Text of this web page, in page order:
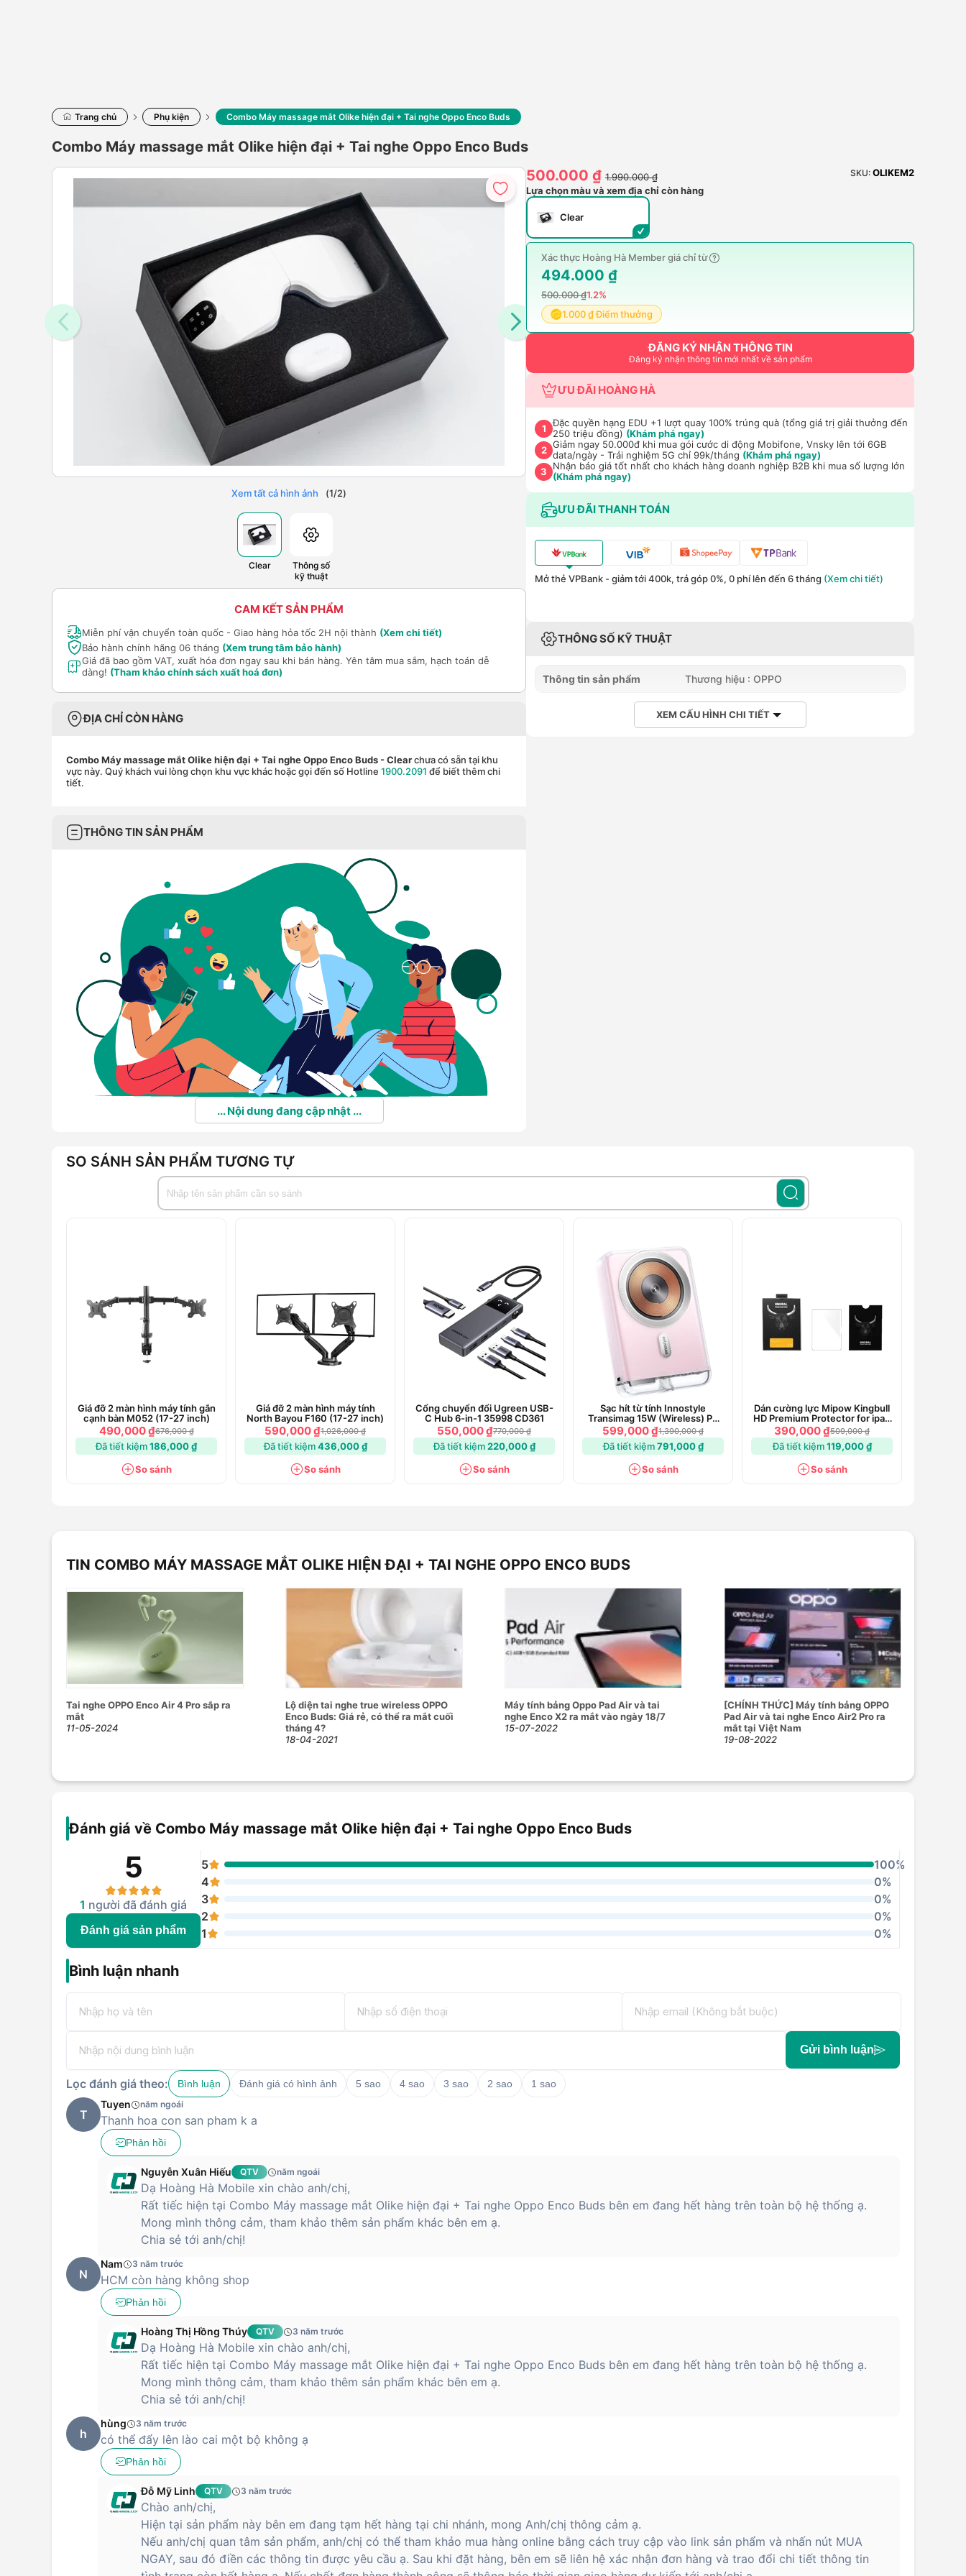
Trang chủ Phụ kiện Combo Máy massage mắt Olike hiện đại + Tai nghe Oppo Enco Buds
Combo Máy massage mắt Olike hiện đại + Tai nghe Oppo Enco Buds
Xem tất cả hình ảnh (1/2)
Clear
Thông số
kỹ thuật
CAM KẾT SẢN PHẨM
Miễn phí vận chuyển toàn quốc - Giao hàng hỏa tốc 2H nội thành (Xem chi tiết)
Bảo hành chính hãng 06 tháng (Xem trung tâm bảo hành)
Giá đã bao gồm VAT, xuất hóa đơn ngay sau khi bán hàng. Yên tâm mua sắm, hạch toán dễ
dàng! (Tham khảo chính sách xuất hoá đơn)
ĐỊA CHỈ CÒN HÀNG
Combo Máy massage mắt Olike hiện đại + Tai nghe Oppo Enco Buds - Clearchưa có sẵn tại khu
vực này. Quý khách vui lòng chọn khu vực khác hoặc gọi đến số Hotline 1900.2091 để biết thêm chi
tiết.
THÔNG TIN SẢN PHẨM
... Nội dung đang cập nhật ...
500.000 ₫ 1.990.000 ₫ SKU: OLIKEM2
Lựa chọn màu và xem địa chỉ còn hàng
Clear
Xác thực Hoàng Hà Member giá chỉ từ
494.000 ₫
500.000 ₫1.2%
1.000 ₫ Điểm thưởng
ĐĂNG KÝ NHẬN THÔNG TIN
Đăng ký nhận thông tin mới nhất về sản phẩm
ƯU ĐÃI HOÀNG HÀ
1
Đặc quyền hạng EDU +1 lượt quay 100% trúng quà (tổng giá trị giải thưởng đến
250 triệu đồng) (Khám phá ngay)
2 Giảm ngay 50.000đ khi mua gói cước di động Mobifone, Vnsky lên tới 6GB
data/ngày - Trải nghiệm 5G chỉ 99k/tháng (Khám phá ngay)
3
Nhận báo giá tốt nhất cho khách hàng doanh nghiệp B2B khi mua số lượng lớn
(Khám phá ngay)
ƯU ĐÃI THANH TOÁN
Mở thẻ VPBank - giảm tới 400k, trả góp 0%, 0 phí lên đến 6 tháng (Xem chi tiết)
THÔNG SỐ KỸ THUẬT
Thông tin sản phẩm Thương hiệu : OPPO
XEM CẤU HÌNH CHI TIẾT
SO SÁNH SẢN PHẨM TƯƠNG TỰ
Giá đỡ 2 màn hình máy tính gắn
cạnh bàn M052 (17-27 inch)
490,000 ₫676,000 ₫
Đã tiết kiệm186,000 ₫
So sánh
Giá đỡ 2 màn hình máy tính
North Bayou F160 (17-27 inch)
590,000 ₫1,026,000 ₫
Đã tiết kiệm436,000 ₫
So sánh
Cổng chuyển đổi Ugreen USB-
C Hub 6-in-1 35998 CD361
550,000 ₫770,000 ₫
Đã tiết kiệm220,000 ₫
So sánh
Sạc hít từ tính Innostyle
Transimag 15W (Wireless) PD
20W 10000mAh - IQ20
599,000 ₫1,390,000 ₫
Đã tiết kiệm791,000 ₫
So sánh
Dán cường lực Mipow Kingbull
HD Premium Protector for ipad
Pro 11'' 2024
390,000 ₫509,000 ₫
Đã tiết kiệm119,000 ₫
So sánh
TIN COMBO MÁY MASSAGE MẮT OLIKE HIỆN ĐẠI + TAI NGHE OPPO ENCO BUDS
Tai nghe OPPO Enco Air 4 Pro sắp ra
mắt
11-05-2024
Lộ diện tai nghe true wireless OPPO
Enco Buds: Giá rẻ, có thể ra mắt cuối
tháng 4?
18-04-2021
Máy tính bảng Oppo Pad Air và tai
nghe Enco X2 ra mắt vào ngày 18/7
15-07-2022
[CHÍNH THỨC] Máy tính bảng OPPO
Pad Air và tai nghe Enco Air2 Pro ra
mắt tại Việt Nam
19-08-2022
Đánh giá về Combo Máy massage mắt Olike hiện đại + Tai nghe Oppo Enco Buds
5
1 người đã đánh giá
Đánh giá sản phẩm
5
100%
4
0%
3
0%
2
0%
1
0%
Bình luận nhanh
Gửi bình luận
Lọc đánh giá theo: Bình luận Đánh giá có hình ảnh 5 sao 4 sao 3 sao 2 sao 1 sao
T
Tuyen năm ngoái
Thanh hoa con san pham k a
Phản hồi
Nguyễn Xuân Hiếu QTV năm ngoái
Dạ Hoàng Hà Mobile xin chào anh/chị,
Rất tiếc hiện tại Combo Máy massage mắt Olike hiện đại + Tai nghe Oppo Enco Buds bên em đang hết hàng trên toàn bộ hệ thống ạ.
Mong mình thông cảm, tham khảo thêm sản phẩm khác bên em ạ.
Chia sẻ tới anh/chị!
N
Nam 3 năm trước
HCM còn hàng không shop
Phản hồi
Hoàng Thị Hồng Thúy QTV 3 năm trước
Dạ Hoàng Hà Mobile xin chào anh/chị,
Rất tiếc hiện tại Combo Máy massage mắt Olike hiện đại + Tai nghe Oppo Enco Buds bên em đang hết hàng trên toàn bộ hệ thống ạ.
Mong mình thông cảm, tham khảo thêm sản phẩm khác bên em ạ.
Chia sẻ tới anh/chị!
h
hùng 3 năm trước
có thể đẩy lên lào cai một bộ không ạ
Phản hồi
Đỗ Mỹ Linh QTV 3 năm trước
Chào anh/chị,
Hiện tại sản phẩm này bên em đang tạm hết hàng tại chi nhánh, mong Anh/chị thông cảm ạ.
Nếu anh/chị quan tâm sản phẩm, anh/chị có thể tham khảo mua hàng online bằng cách truy cập vào link sản phẩm và nhấn nút MUA
NGAY, sau đó điền các thông tin được yêu cầu ạ. Sau khi đặt hàng, bên em sẽ liên hệ xác nhận đơn hàng và trao đổi chi tiết thông tin